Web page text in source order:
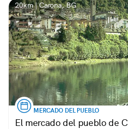
20km | Carona, BG
MERCADO DEL PUEBLO
El mercado del pueblo de